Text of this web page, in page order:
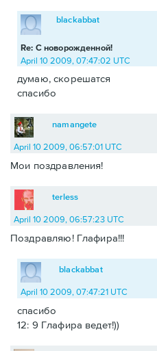
Re: С новорожденной!
blackabbat
April 10 2009, 07:47:02 UTC
думаю, скорешатся
спасибо
namangete
April 10 2009, 06:57:01 UTC
Мои поздравления!
terless
April 10 2009, 06:57:23 UTC
Поздравляю! Глафира!!!
blackabbat
April 10 2009, 07:47:21 UTC
спасибо
12: 9 Глафира ведет!))